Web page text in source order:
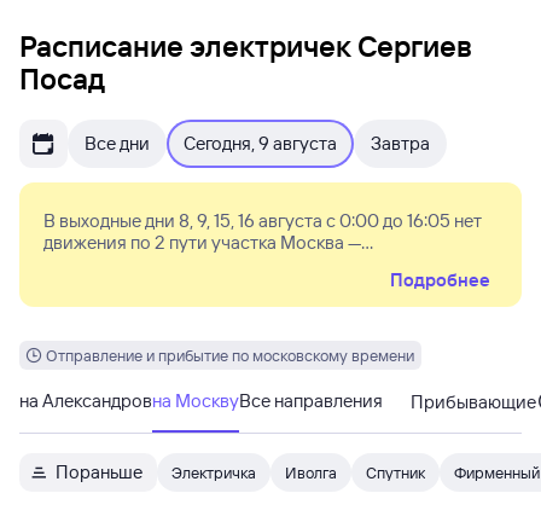
Расписание электричек Сергиев
Посад
Все дни Сегодня, 9 августа Завтра
В выходные дни 8, 9, 15, 16 августа с 0:00 до 16:05 нет
движения по 2 пути участка Москва —
4 пути, а на Москву — по 1 и 5 пути. Части поездов
отменены остановки по пл. Маленковская и Яуза,
Перловская, Тайнинская, Лось. Поезду 6326 Москва
(13:12) — Александров (15:27) отменена также
остановка в Ростокино. Изменения в расписании
учтены на Туту.ру.
Подробнее
Отправление и прибытие по московскому времени
на Александровна МосквуВсе направления Прибывающие
Пораньше Электричка Иволга Спутник Фирменный